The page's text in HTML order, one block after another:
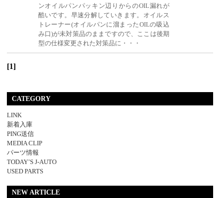
ンオイルパンパッキン辺りからのOIL漏れが
酷いです。早速分解していきます。オイルス
トレーナー(オイルパンに溜まったOILの吸込
み口)が未対策品のままですので、ここは後期
型の仕様変更された対策品に・・・
[1]
CATEGORY
LINK
新着入庫
PING送信
MEDIA CLIP
パーツ情報
TODAY’S J-AUTO
USED PARTS
NEW ARTICLE